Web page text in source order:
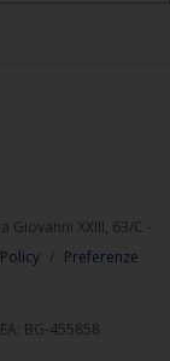
Giovanni XXIII, 63/C -
/ Preferenze
BG-455858